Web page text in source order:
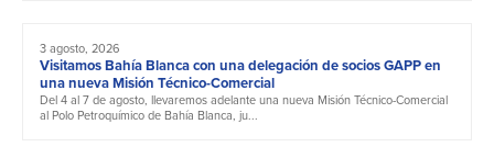
3 agosto, 2026
Visitamos Bahía Blanca con una delegación de socios GAPP en
una nueva Misión Técnico-Comercial
Del 4 al 7 de agosto, llevaremos adelante una nueva Misión Técnico-Comercial
al Polo Petroquímico de Bahía Blanca, ju...